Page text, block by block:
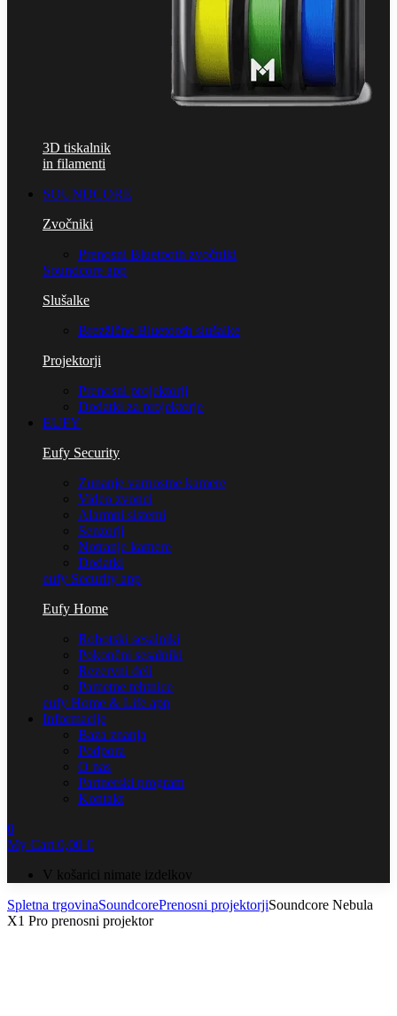
3D tiskalnik
in filamenti
SOUNDCORE
Zvočniki
Prenosni Bluetooth zvočniki
Soundcore app
Slušalke
Brezžične Bluetooth slušalke
Projektorji
Prenosni projektorji
Dodatki za projektorje
EUFY
Eufy Security
Zunanje varnostne kamere
Video zvonci
Alarmni sistemi
Senzorji
Notranje kamere
Dodatki
eufy Security app
Eufy Home
Robotski sesalniki
Pokončni sesalniki
Rezervni deli
Pametne tehtnice
eufy Home & Life app
Informacije
Baza znanja
Podpora
O nas
Partnerski program
Kontakt
0
My Cart0,00 €
V košarici nimate izdelkov
Spletna trgovinaSoundcorePrenosni projektorjiSoundcore Nebula
X1 Pro prenosni projektor